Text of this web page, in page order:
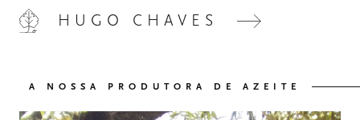
HUGO CHAVES
A NOSSA PRODUTORA DE AZEITE